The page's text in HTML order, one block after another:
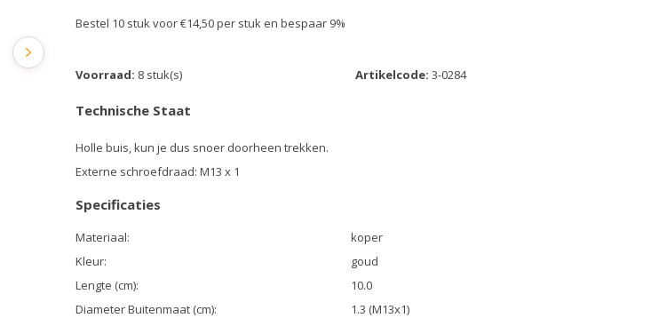
Bestel 10 stuk voor €14,50 per stuk en bespaar 9%
Voorraad: 8 stuk(s) Artikelcode: 3-0284
Technische Staat
Holle buis, kun je dus snoer doorheen trekken.
Externe schroefdraad: M13 x 1
Specificaties
Materiaal:
koper
Kleur:
goud
Lengte (cm):
10.0
Diameter Buitenmaat (cm):
1.3 (M13x1)